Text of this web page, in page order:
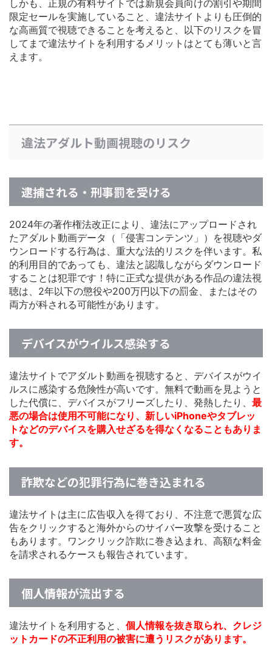
しかも、正規の有料サイトでは新規会員向けの割引や期間
限定セールを実施している こと、違法サイトよりも圧倒的
な高画質で視聴できることを考えると、以下のリスクを冒
してまで違法サイトを利用するメリットはとても薄いと言
えます。
違法アダルト動画視聴のリスク
逮捕される・刑事罰を受ける
2024年の著作権法改正により、違法にアップロードされ
たアダルト動画データ（「侵害コンテンツ」）を視聴やダ
ウンロードする行為は、重大な法的リスクを伴います。私
的利用目的であっても、違法と認識しながらダウンロード
することは犯罪です！特に正式な提供がある作品の違法視
聴は、2年以下の懲役や200万円以下の罰金、またはその
両方が科される可能性があります。
デバイスがウイルス感染する
違法サイトでアダルト動画を視聴すると、デバイスがウイ
ルスに感染する危険性が高いです。無料で動画を見ようと
した代償に、デバイスがフリーズしたり、発熱したり、 最
悪の場合は使用不可能になり、新しいiPhoneやタブレッ
トなどのデバイスを購入せざるを得なくなることもありま
す。
詐欺などの犯罪行為に巻き込まれる
違法サイトは主に広告収入を得ており、不注意で悪質な広
告をクリックすると海外からのサイバー攻撃を受けること
もあります。ワンクリック詐欺に巻き込まれ、高額な料金
を請求されるケースも報告されています。
個人情報が流出する
違法サイトを利用すると、 個人情報を抜き取られ、クレジ
ットカードの不正利用の被害に遭うリスクがあります。